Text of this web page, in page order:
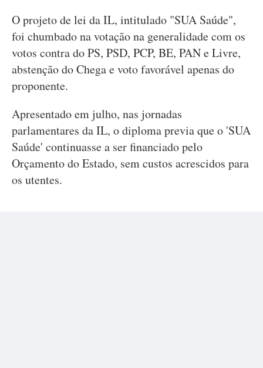
O projeto de lei da IL, intitulado "SUA Saúde",
foi chumbado na votação na generalidade com os
votos contra do PS, PSD, PCP, BE, PAN e Livre,
abstenção do Chega e voto favorável apenas do
proponente.
Apresentado em julho, nas jornadas
parlamentares da IL, o diploma previa que o 'SUA
Saúde' continuasse a ser financiado pelo
Orçamento do Estado, sem custos acrescidos para
os utentes.